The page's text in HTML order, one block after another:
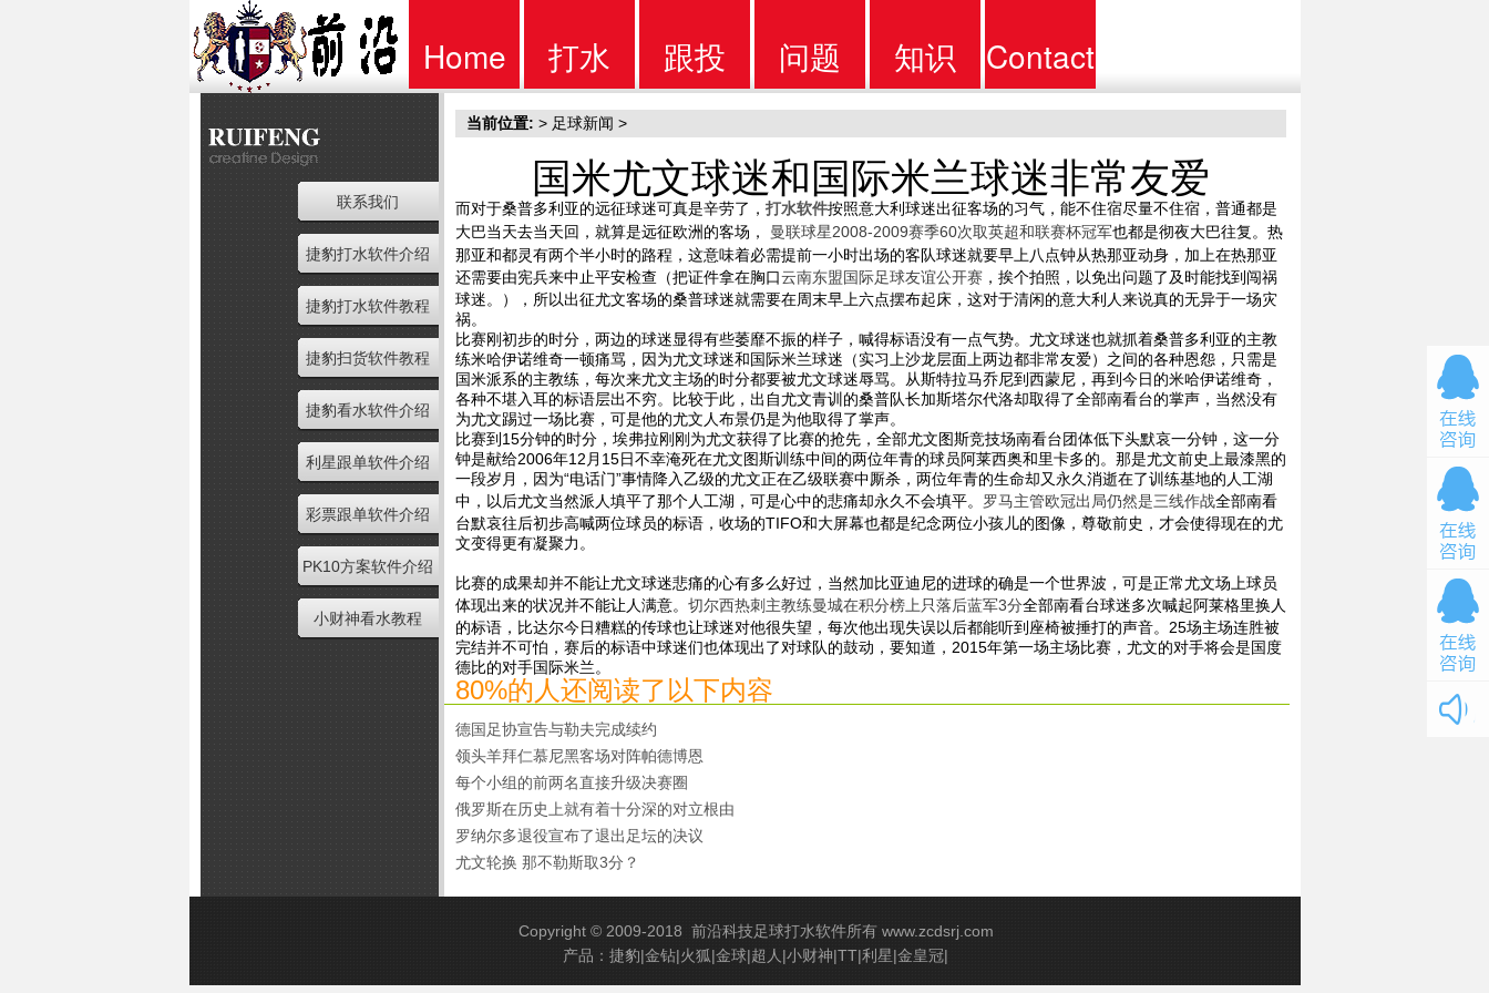
Home
首页
打水
软件
跟投
软件
问题
问题
知识
知识
Contact
联系
联系我们
捷豹打水软件介绍
捷豹打水软件教程
捷豹扫货软件教程
捷豹看水软件介绍
利星跟单软件介绍
彩票跟单软件介绍
PK10方案软件介绍
小财神看水教程
当前位置: > 足球新闻 >
国米尤文球迷和国际米兰球迷非常友爱
而对于桑普多利亚的远征球迷可真是辛劳了， 打水软件按照意大利球迷出征客场的习气，能不住宿尽量不住宿，普通都是
大巴当天去当天回，就算是远征欧洲的客场，
曼联球星2008-2009赛季60次取英超和联赛杯冠军也都是彻夜大巴往复。热
那亚和都灵有两个半小时的路程，这意味着必需提前一小时出场的客队球迷就要早上八点钟从热那亚动身，加上在热那亚
还需要由宪兵来中止平安检查（把证件拿在胸口云南东盟国际足球友谊公开赛，挨个拍照，以免出问题了及时能找到闯祸
球迷。），所以出征尤文客场的桑普球迷就需要在周末早上六点摆布起床，这对于清闲的意大利人来说真的无异于一场灾
祸。
比赛刚初步的时分，两边的球迷显得有些萎靡不振的样子，喊得标语没有一点气势。尤文球迷也就抓着桑普多利亚的主教
练米哈伊诺维奇一顿痛骂，因为尤文球迷和国际米兰球迷（实习上沙龙层面上两边都非常友爱）之间的各种恩怨，只需是
国米派系的主教练，每次来尤文主场的时分都要被尤文球迷辱骂。从斯特拉马乔尼到西蒙尼，再到今日的米哈伊诺维奇，
各种不堪入耳的标语层出不穷。比较于此，出自尤文青训的桑普队长加斯塔尔代洛却取得了全部南看台的掌声，当然没有
为尤文踢过一场比赛，可是他的尤文人布景仍是为他取得了掌声。
比赛到15分钟的时分，埃弗拉刚刚为尤文获得了比赛的抢先，全部尤文图斯竞技场南看台团体低下头默哀一分钟，这一分
钟是献给2006年12月15日不幸淹死在尤文图斯训练中间的两位年青的球员阿莱西奥和里卡多的。那是尤文前史上最漆黑的
一段岁月，因为“电话门”事情降入乙级的尤文正在乙级联赛中厮杀，两位年青的生命却又永久消逝在了训练基地的人工湖
中，以后尤文当然派人填平了那个人工湖，可是心中的悲痛却永久不会填平。 罗马主管欧冠出局仍然是三线作战全部南看
台默哀往后初步高喊两位球员的标语，收场的TIFO和大屏幕也都是纪念两位小孩儿的图像，尊敬前史，才会使得现在的尤
文变得更有凝聚力。
比赛的成果却并不能让尤文球迷悲痛的心有多么好过，当然加比亚迪尼的进球的确是一个世界波，可是正常尤文场上球员
体现出来的状况并不能让人满意。 切尔西热刺主教练曼城在积分榜上只落后蓝军3分全部南看台球迷多次喊起阿莱格里换人
的标语，比达尔今日糟糕的传球也让球迷对他很失望，每次他出现失误以后都能听到座椅被捶打的声音。25场主场连胜被
完结并不可怕，赛后的标语中球迷们也体现出了对球队的鼓动，要知道，2015年第一场主场比赛，尤文的对手将会是国度
德比的对手国际米兰。
80%的人还阅读了以下内容
德国足协宣告与勒夫完成续约
领头羊拜仁慕尼黑客场对阵帕德博恩
每个小组的前两名直接升级决赛圈
俄罗斯在历史上就有着十分深的对立根由
罗纳尔多退役宣布了退出足坛的决议
尤文轮换 那不勒斯取3分？
Copyright © 2009-2018 前沿科技足球打水软件所有 www.zcdsrj.com
产品：捷豹|金钻|火狐|金球|超人|小财神|TT|利星|金皇冠|